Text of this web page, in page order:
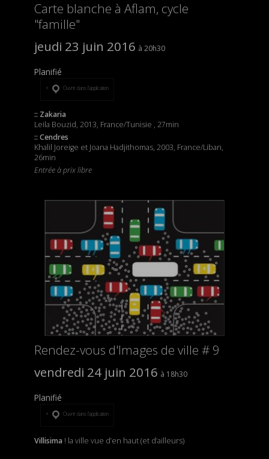
Carte blanche à Aflam, cycle
"famille"
jeudi 23 juin 2016
20h30
Planifié
Ouvrir dans l’application
:: Zakaria
Leila Bouzid, 2013, France/Tunisie , 27min
:: Cendres
Khalil Joreige et Joana Hadjithomas, 2003, France/Liban,
26min
Entrée à prix libre
Rendez-vous d'Images de ville # 9
vendredi 24 juin 2016
18h30
Planifié
Ouvrir dans l’application
Villisima ! la ville vue d’en haut (et d’ailleurs)